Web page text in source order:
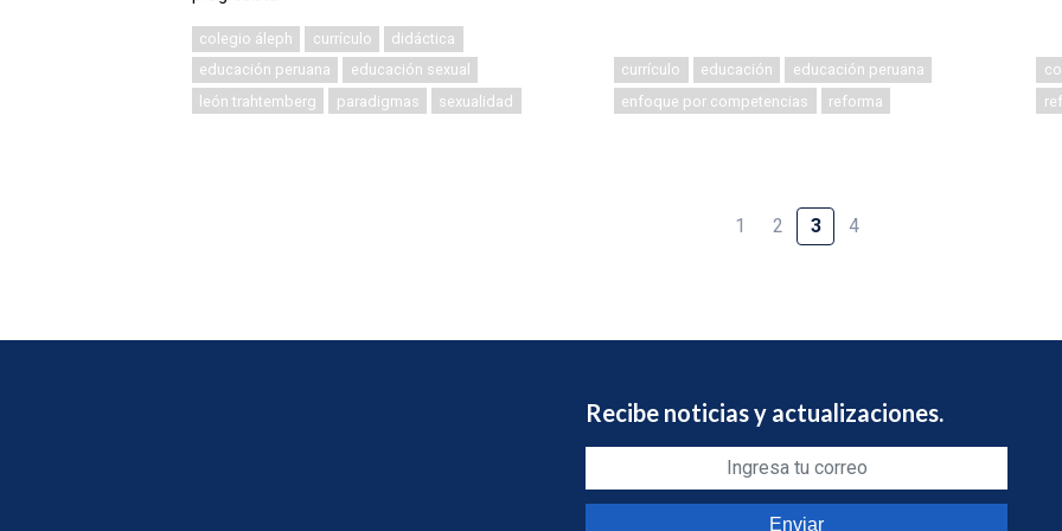
colegio áleph currículo
didáctica
educación peruana
educación sexual
león trahtemberg
paradigmas sexualidad
currículo educación
educación peruana
enfoque por competencias
reforma
1 2 3 4
Recibe noticias y actualizaciones.